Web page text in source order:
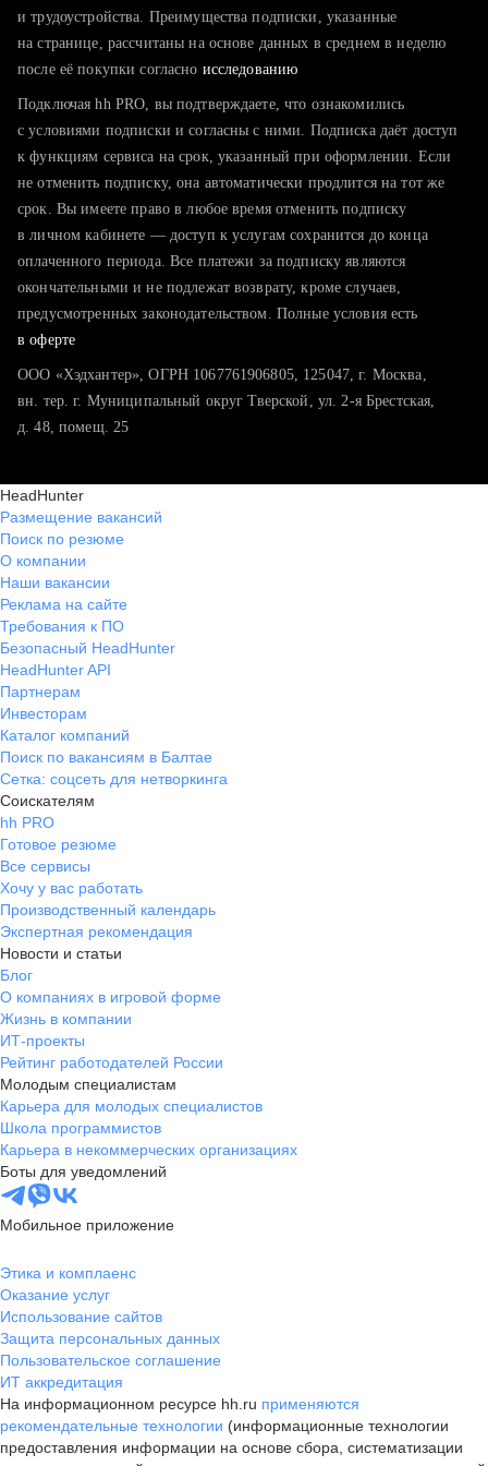
тратите много времени на поиск и вручную поднимаете
хотите сравнить себя с конкурентами и оценить шансы
и трудоустройства. Преимущества подписки, указанные
на странице, рассчитаны на основе данных в среднем в неделю
после её покупки согласно исследованию
Подключая hh PRO, вы подтверждаете, что ознакомились
с условиями подписки и согласны с ними. Подписка даёт доступ
к функциям сервиса на срок, указанный при оформлении. Если
не отменить подписку, она автоматически продлится на тот же
срок. Вы имеете право в любое время отменить подписку
в личном кабинете — доступ к услугам сохранится до конца
оплаченного периода. Все платежи за подписку являются
окончательными и не подлежат возврату, кроме случаев,
предусмотренных законодательством. Полные условия есть
в оферте
ООО «Хэдхантер», ОГРН 1067761906805, 125047, г. Москва,
вн. тер. г. Муниципальный округ Тверской, ул. 2-я Брестская,
д. 48, помещ. 25
HeadHunter
Размещение вакансий
Поиск по резюме
О компании
Наши вакансии
Реклама на сайте
Требования к ПО
Безопасный HeadHunter
HeadHunter API
Партнерам
Инвесторам
Каталог компаний
Поиск по вакансиям в Балтае
Сетка: соцсеть для нетворкинга
Соискателям
hh PRO
Готовое резюме
Все сервисы
Хочу у вас работать
Производственный календарь
Экспертная рекомендация
Новости и статьи
Блог
О компаниях в игровой форме
Жизнь в компании
ИТ-проекты
Рейтинг работодателей России
Молодым специалистам
Карьера для молодых специалистов
Школа программистов
Карьера в некоммерческих организациях
Боты для уведомлений
Мобильное приложение
Этика и комплаенс
Оказание услуг
Использование сайтов
Защита персональных данных
Пользовательское соглашение
ИТ аккредитация
На информационном ресурсе hh.ru применяются
рекомендательные технологии (информационные технологии
предоставления информации на основе сбора, систематизации